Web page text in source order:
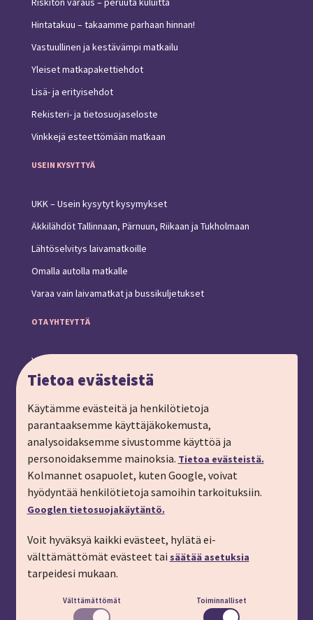
Hintatakuu – takaamme parhaan hinnan!
Vastuullinen ja kestävämpi matkailu
Yleiset matkapakettiehdot
Lisä- ja erityisehdot
Rekisteri- ja tietosuojaseloste
Vinkkejä esteettömään matkaan
USEIN KYSYTTYÄ
UKK – Usein kysytyt kysymykset
Äkkilähdöt Tallinnaan, Pärnuun, Riikaan ja Tukholmaan
Lähtöselvitys laivamatkoille
Omalla autolla matkalle
Varaa vain laivamatkat ja bussikuljetukset
OTA YHTEYTTÄ
Yhteystiedot ja toimipiste
Anna palautetta
Ryhmämatkat, pyydä tarjous
Tilaa matkalahjakortti
Tilaa esite
Tilaa matkakirje sähköpostiin
Ilmoita passitiedot
Liity kanta-asiakkaaksi
Töihin IMT:lle
YHTEYSTIEDOT
Puhelin: 03 45 800 (pvm/mpm)
Tietoa evästeistä
Käytämme evästeitä ja henkilötietoja
parantaaksemme käyttäjäkokemusta,
analysoidaksemme sivustomme käyttöä ja
personoidaksemme mainoksia. Tietoa evästeistä.
Kolmannet osapuolet, kuten Google, voivat
hyödyntää henkilötietoja samoihin tarkoituksiin.
Googlen tietosuojakäytäntö.
Voit hyväksyä kaikki evästeet, hylätä ei-
välttämättömät evästeet tai säätää asetuksia
tarpeidesi mukaan.
Välttämättömät Toiminnalliset